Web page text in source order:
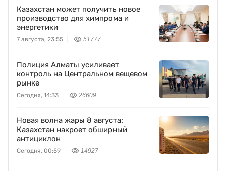
Казахстан может получить новое
производство для химпрома и
энергетики
7 августа, 23:55 51777
Полиция Алматы усиливает
контроль на Центральном вещевом
рынке
Сегодня, 14:33 26609
Новая волна жары 8 августа:
Казахстан накроет обширный
антициклон
Сегодня, 00:59 14927